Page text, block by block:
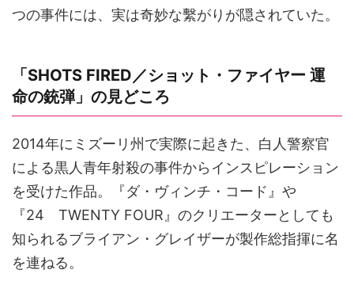
つの事件には、実は奇妙な繫がりが隠されていた。
「SHOTS FIRED／ショット・ファイヤー 運
命の銃弾」の見どころ
2014年にミズーリ州で実際に起きた、白人警察官
による黒人青年射殺の事件からインスピレーション
を受けた作品。『ダ・ヴィンチ・コード』や
『24 TWENTY FOUR』のクリエーターとしても
知られるブライアン・グレイザーが製作総指揮に名
を連ねる。